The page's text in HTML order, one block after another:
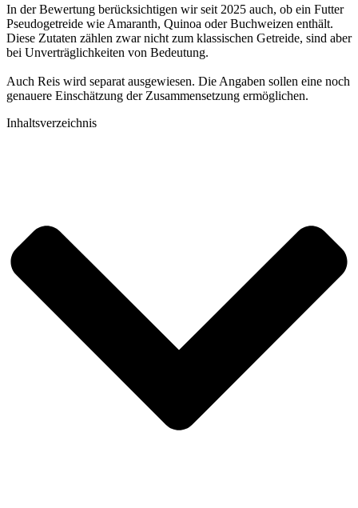
In der Bewertung berücksichtigen wir seit 2025 auch, ob ein Futter
Pseudogetreide wie Amaranth, Quinoa oder Buchweizen enthält.
Diese Zutaten zählen zwar nicht zum klassischen Getreide, sind aber
bei Unverträglichkeiten von Bedeutung.
Auch Reis wird separat ausgewiesen. Die Angaben sollen eine noch
genauere Einschätzung der Zusammensetzung ermöglichen.
Inhaltsverzeichnis​